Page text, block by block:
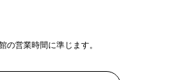
営業時間に準じます。